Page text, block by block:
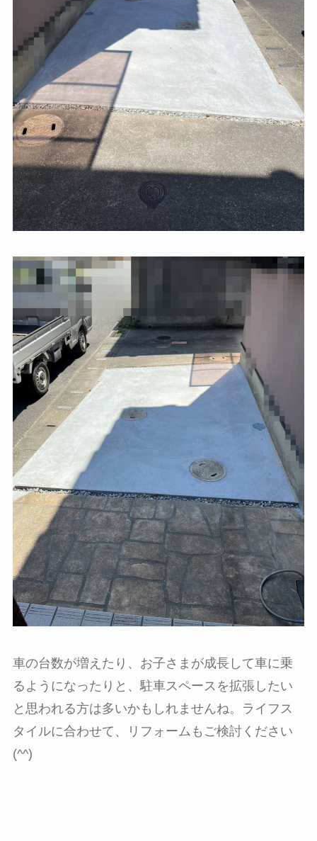
車の台数が増えたり、お子さまが成長して車に乗
るようになったりと、駐車スペースを拡張したい
と思われる方は多いかもしれませんね。ライフス
タイルに合わせて、リフォームもご検討ください
(^^)